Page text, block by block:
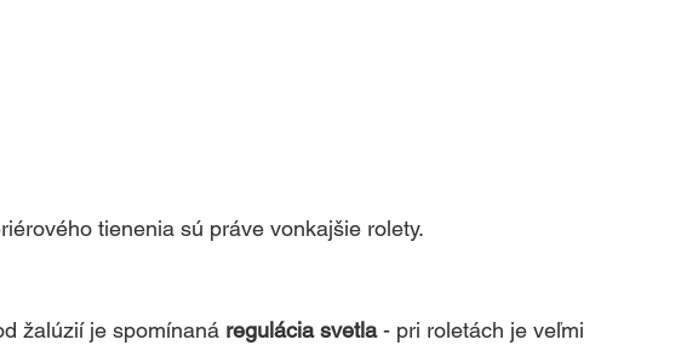
tienenia sú práve vonkajšie rolety.
žalúzií je spomínaná regulácia svetla - pri roletách je veľmi